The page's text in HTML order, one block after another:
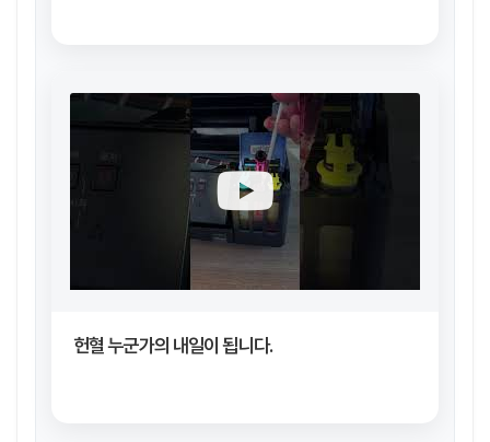
헌혈 누군가의 내일이 됩니다.